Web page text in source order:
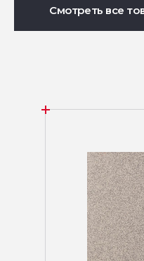
Смотреть все